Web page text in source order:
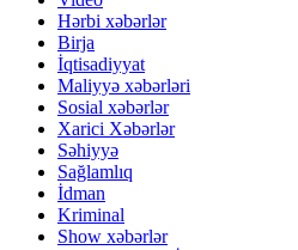
Hərbi xəbərlər
Birja
İqtisadiyyat
Maliyyə xəbərləri
Sosial xəbərlər
Xarici Xəbərlər
Səhiyyə
Sağlamlıq
İdman
Kriminal
Show xəbərlər